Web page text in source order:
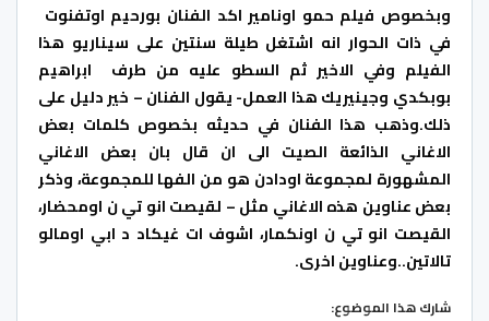
وبخصوص فيلم حمو اونامير اكد الفنان بورحيم اوتفنوت
في ذات الحوار انه اشتغل طيلة سنتين على سيناريو هذا
الفيلم وفي الاخير ثم السطو عليه من طرف ابراهيم
بوبكدي وجينيريك هذا العمل- يقول الفنان – خير دليل على
ذلك.وذهب هذا الفنان في حديثه بخصوص كلمات بعض
الاغاني الذائعة الصيت الى ان قال بان بعض الاغاني
المشهورة لمجموعة اودادن هو من الفها للمجموعة، وذكر
بعض عناوين هذه الاغاني مثل – لقيصت انو تي ن اومحضار،
القيصت انو تي ن اونكمار، اشوف ات غيكاد د ابي اومالو
تالاتين..وعناوين اخرى.
شارك هذا الموضوع: